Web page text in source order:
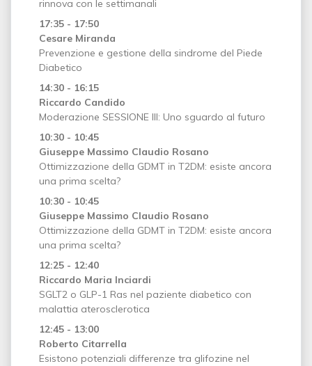
rinnova con le settimanali
17:35 - 17:50
Cesare Miranda
Prevenzione e gestione della sindrome del Piede
Diabetico
14:30 - 16:15
Riccardo Candido
Moderazione SESSIONE III: Uno sguardo al futuro
10:30 - 10:45
Giuseppe Massimo Claudio Rosano
Ottimizzazione della GDMT in T2DM: esiste ancora
una prima scelta?
10:30 - 10:45
Giuseppe Massimo Claudio Rosano
Ottimizzazione della GDMT in T2DM: esiste ancora
una prima scelta?
12:25 - 12:40
Riccardo Maria Inciardi
SGLT2 o GLP-1 Ras nel paziente diabetico con
malattia aterosclerotica
12:45 - 13:00
Roberto Citarrella
Esistono potenziali differenze tra glifozine nel